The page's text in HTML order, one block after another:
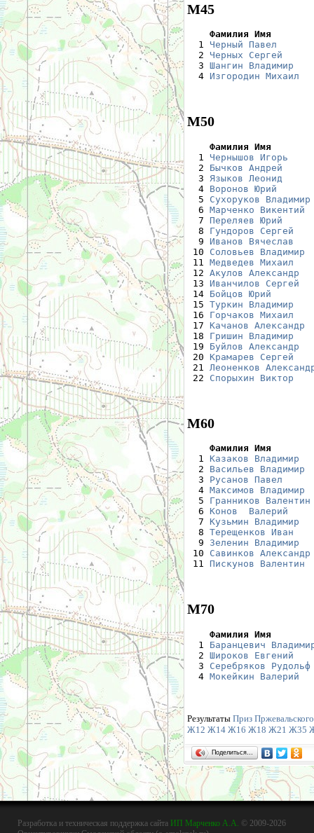
М45
Фамилия Имя
1 Черный Павел
  2
Черных Сергей
  3
Шангин Владимир
  4
Изгородин Михаил
М50
Фамилия Имя
1 Чернышов Игорь
  2
Бычков Андрей
  3
Языков Леонид
  4
Воронов Юрий
  5
Сухоруков Владимир
  6
Марченко Викентий
  7
Переляев Юрий
  8
Гундоров Сергей
  9
Иванов Вячеслав
10 Соловьев Владимир
11 Медведев Михаил
12 Акулов Александр
13 Иванчилов Сергей
14 Бойцов Юрий
15 Туркин Владимир
16 Горчаков Михаил
17 Качанов Александр
18 Гришин Владимир
19 Буйлов Александр
20 Крамарев Сергей
21 Леоненков
22 Спорыхин Виктор
М60
Фамилия Имя
1 Казаков Владимир
  2
Васильев Владимир
  3
Русанов Павел
  4
Максимов Владимир
  5
Гранников Валентин
  6
Конов  Валерий
  7
Кузьмин Владимир
  8
Терещенков Иван
  9
Зеленин Владимир
10 Савинков Александр
11 Пискунов Валентин
М70
Фамилия Имя
1 Баранцевич
  2
Широков Евгений
  3
Серебряков Рудольф
  4
Мокейкин Валерий
Результаты Приз
Ж12 Ж14 Ж16 Ж18 Ж21 Ж35
Поделиться…
Разработка и техническая поддержка сайта ИП Марченко А.А. © 2009-2026